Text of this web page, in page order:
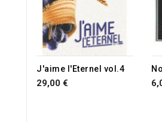
J'aime l'Eternel vol.4
29,00 €